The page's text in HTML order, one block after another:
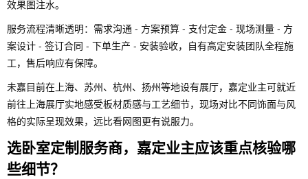
效果图注水。
服务流程清晰透明：需求沟通 - 方案预算 - 支付定金 - 现场测量 - 方
案设计 - 签订合同 - 下单生产 - 安装验收，自有高定安装团队全程施
工，售后响应有保障。
未嘉目前在上海、苏州、杭州、扬州等地设有展厅，嘉定业主可就近
前往上海展厅实地感受板材质感与工艺细节，现场对比不同饰面与风
格的实际呈现效果，远比看网图更有说服力。
选卧室定制服务商，嘉定业主应该重点核验哪
些细节？